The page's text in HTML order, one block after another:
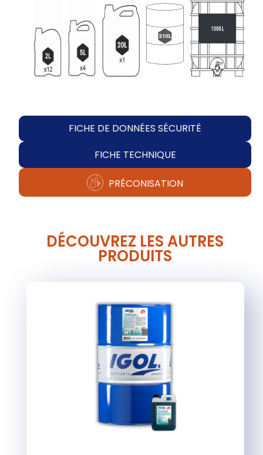
FICHE DE DONNÉES SÉCURITÉ
FICHE TECHNIQUE
PRÉCONISATION
DÉCOUVREZ LES AUTRES
PRODUITS